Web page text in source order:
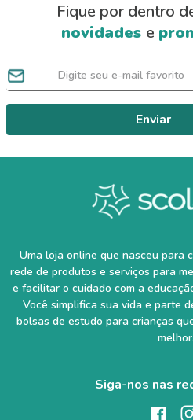
Fique por dentro
novidades e
Enviar
Uma loja online que nasceu para
rede de produtos e serviços para
e facilitar o cuidado com a
Você simplifica sua vida e parte
bolsas de estudo para crianças
melhor.
Siga-nos nas